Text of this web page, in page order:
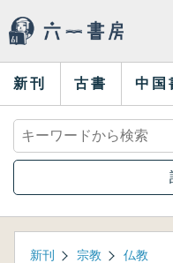
新刊 古書 中国
新刊 宗教 仏教